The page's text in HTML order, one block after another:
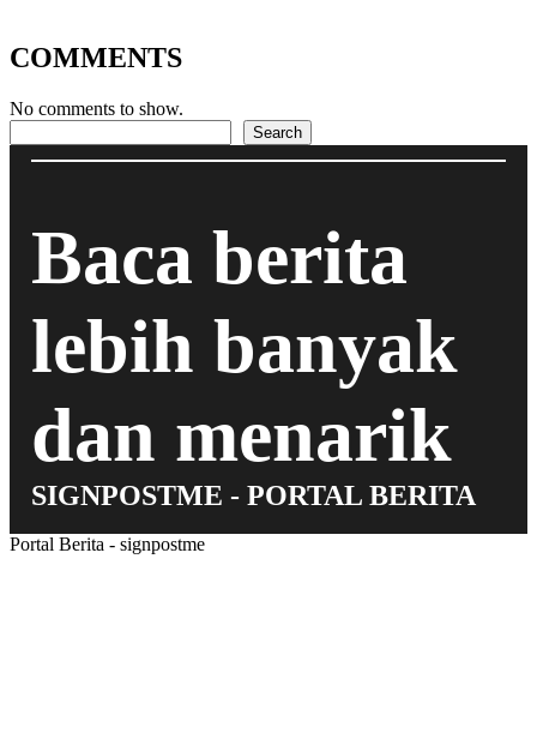
COMMENTS
No comments to show.
Search
Baca berita
lebih banyak
dan menarik
SIGNPOSTME - PORTAL BERITA
Portal Berita - signpostme